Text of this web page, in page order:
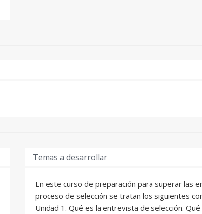
Temas a desarrollar
En este curso de preparación para superar las
proceso de selección se tratan los siguientes
Unidad 1. Qué es la entrevista de selección.